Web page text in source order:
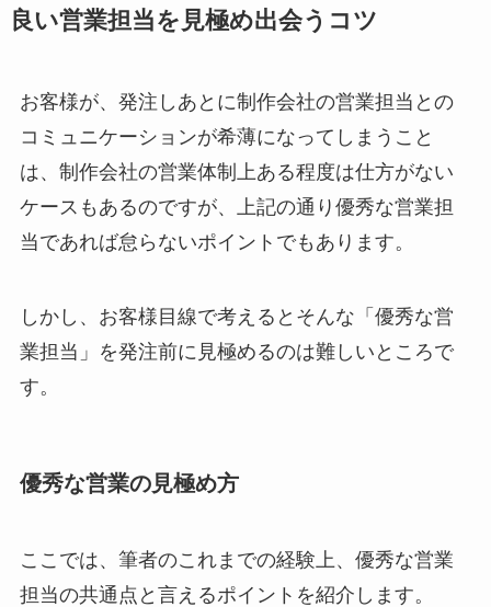
良い営業担当を見極め出会うコツ
お客様が、発注しあとに制作会社の営業担当との
コミュニケーションが希薄になってしまうこと
は、制作会社の営業体制上ある程度は仕方がない
ケースもあるのですが、上記の通り優秀な営業担
当であれば怠らないポイントでもあります。
しかし、お客様目線で考えるとそんな「優秀な営
業担当」を発注前に見極めるのは難しいところで
す。
優秀な営業の見極め方
ここでは、筆者のこれまでの経験上、優秀な営業
担当の共通点と言えるポイントを紹介します。